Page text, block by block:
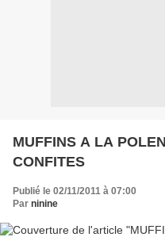
MUFFINS A LA
CONFITES
Publié le 02/11/2011 à 07:00
Par ninine